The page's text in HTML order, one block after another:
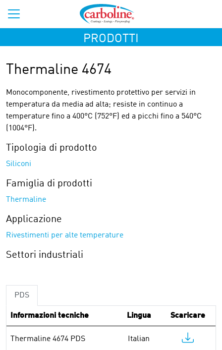
PRODOTTI
Thermaline 4674
Monocomponente, rivestimento protettivo per servizi in
temperatura da media ad alta; resiste in continuo a
temperature fino a 400°C (752°F) ed a picchi fino a 540°C
(1004°F).
Tipologia di prodotto
Siliconi
Famiglia di prodotti
Thermaline
Applicazione
Rivestimenti per alte temperature
Settori industriali
PDS
Informazioni tecniche Lingua Scaricare
Thermaline 4674 PDS Italian